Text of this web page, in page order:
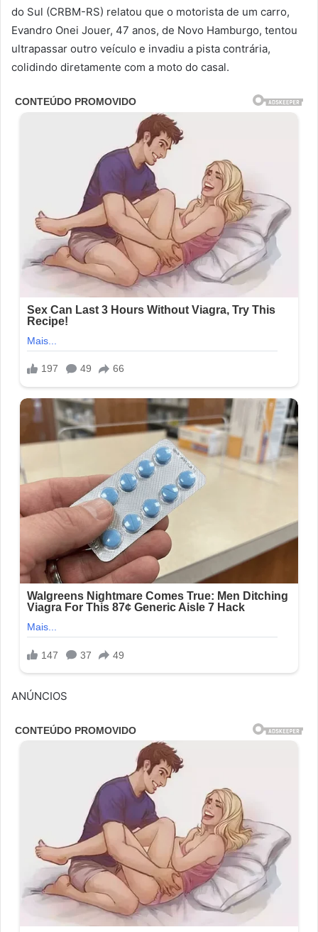
do Sul (CRBM-RS) relatou que o motorista de um carro,
Evandro Onei Jouer, 47 anos, de Novo Hamburgo, tentou
ultrapassar outro veículo e invadiu a pista contrária,
colidindo diretamente com a moto do casal.
ANÚNCIOS